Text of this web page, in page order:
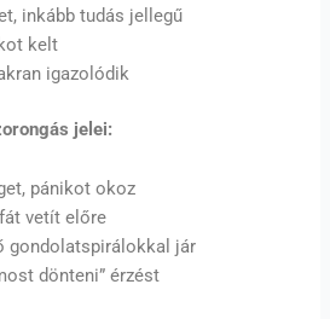
inkább tudás jellegű
kelt
igazolódik
jelei:
pánikot okoz
vetít előre
gondolatspirálokkal jár
dönteni” érzést